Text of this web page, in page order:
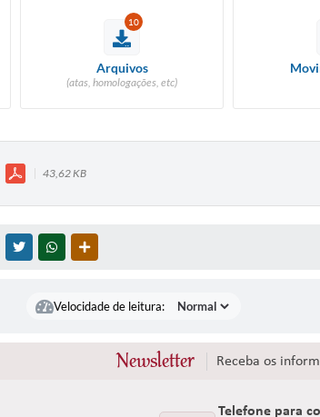
10
Arquivos
(atas, homologações, etc)
43,62 KB
MESSENGER
TWITTERWHATSAPP
Velocidade de leitura:
Newsletter Receba os
Telefone para